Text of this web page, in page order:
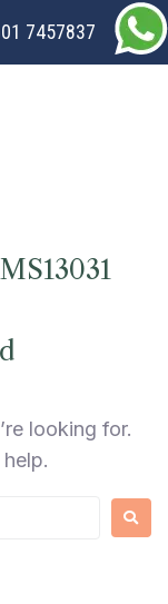
7457837
looking for.